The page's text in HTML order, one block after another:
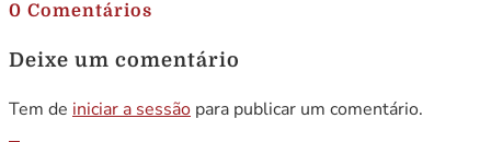
0 Comentários
Deixe um comentário
Tem de iniciar a sessão para publicar um comentário.